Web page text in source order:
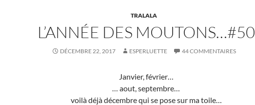
TRALALA
L’ANNÉE DES MOUTONS…#50
DÉCEMBRE 22, 2017 ESPERLUETTE 44 COMMENTAIRES
Janvier, février…
… aout, septembre…
voilà déjà décembre qui se pose sur ma toile…